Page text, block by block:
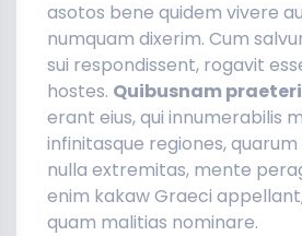
asotos bene quidem vivere
numquam dixerim. Cum
sui respondissent, rogavit
hostes. Quibusnam
erant eius, qui innumerabilis
infinitasque regiones,
nulla extremitas, mente
enim kakaw Graeci
quam malitias nominare.